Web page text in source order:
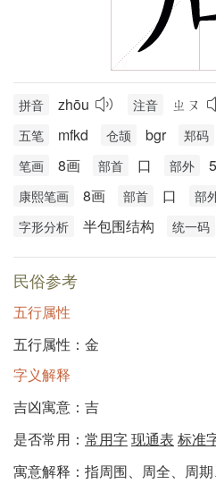
拼音 zhōu 注音 ㄓㄡ
五笔 mfkd 仓颉 bgr 郑码
笔画 8画 部首 口 部外
康熙笔画 8画 部首 口 部
字形分析 半包围结构 统一码
民俗参考
五行属性
五行属性：金
字义解释
吉凶寓意：吉
是否常用： 常用字现通表 标准
寓意解释：指周围、周全、周期